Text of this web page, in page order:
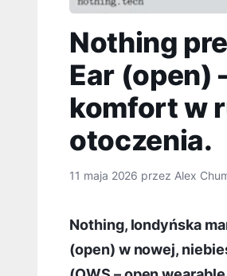
Nothing
Ear (open)
komfort w
otoczenia.
11 maja 2026 przez Alex
Nothing, londyńska
(open) w nowej,